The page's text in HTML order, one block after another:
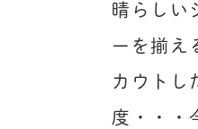
晴らしい
ーを揃え
カウトし
度・・・